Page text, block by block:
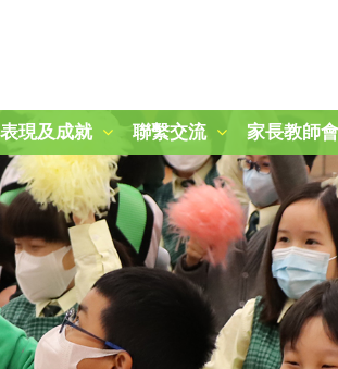
現及成就 聯繫交流 家長教師會